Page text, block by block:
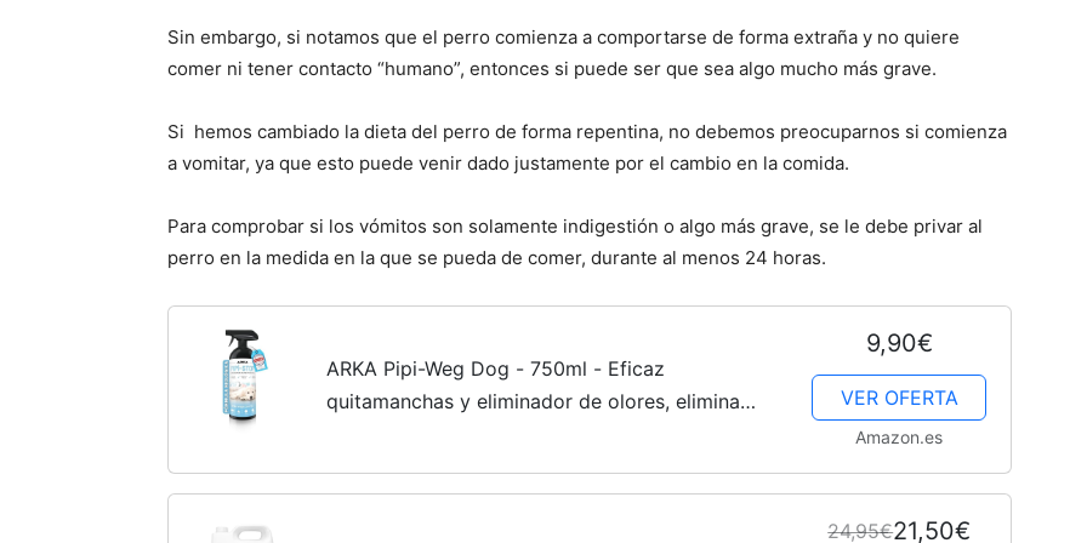
Sin embargo, si notamos que el perro comienza a comportarse de forma extraña y no quiere
comer ni tener contacto “humano”, entonces si puede ser que sea algo mucho más grave.
Si hemos cambiado la dieta del perro de forma repentina, no debemos preocuparnos si comienza
a vomitar, ya que esto puede venir dado justamente por el cambio en la comida.
Para comprobar si los vómitos son solamente indigestión o algo más grave, se le debe privar al
perro en la medida en la que se pueda de comer, durante al menos 24 horas.
ARKA Pipi-Weg Dog - 750ml - Eficaz
quitamanchas y eliminador de olores, elimina
9,90€
VER OFERTA
Amazon.es
24,95€21,50€